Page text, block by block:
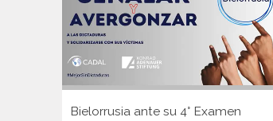
Bielorrusia ante su 4° Examen